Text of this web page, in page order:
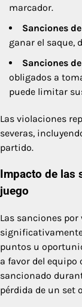
marcador.
Sanciones
ganar el saque,
Sanciones
obligados a
puede limitar
Las violaciones
severas,
partido.
Impacto de las
juego
Las sanciones
puntos u
a favor del equipo
sancionado
pérdida de un set